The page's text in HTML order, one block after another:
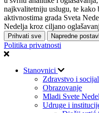
najkvalitetniju uslugu, te kako
aktivnostima grada Sveta
Nedelja kroz ciljano
Prihvati sve Napredne
Politika privatnosti
Stanovnici
Zdravstvo i
Obrazovanje
Mladi Svete
Udruge i